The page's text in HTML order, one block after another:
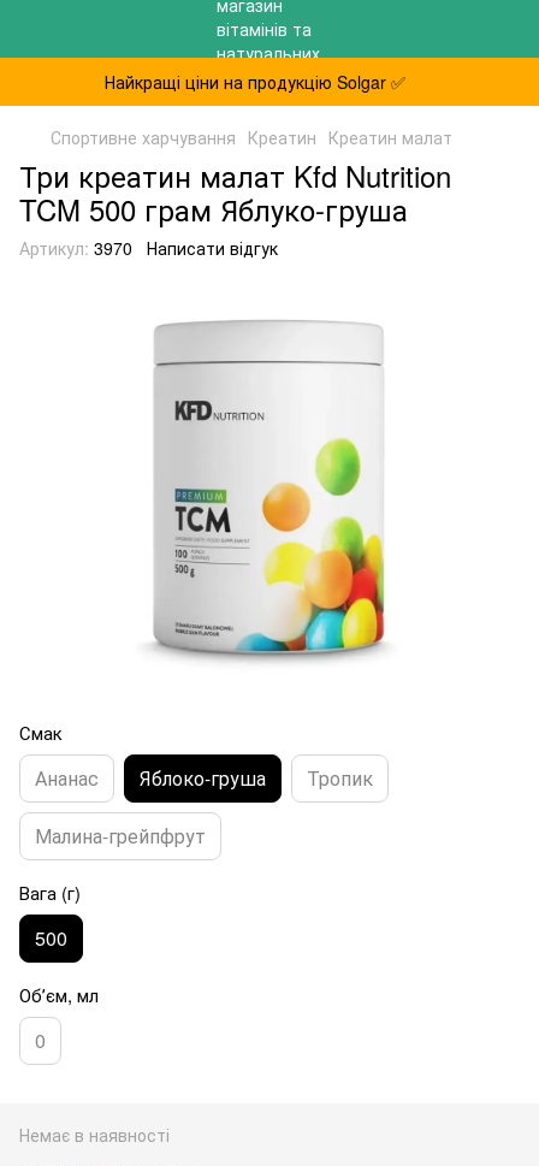
Найкращі ціни на продукцію Solgar ✅
Спортивне харчування Креатин Креатин малат
Три креатин малат Kfd Nutrition
TCM 500 грам Яблуко-груша
Артикул: 3970 Написати відгук
Смак
Ананас Яблоко-груша Тропик
Малина-грейпфрут
Вага (г)
500
Обʼєм, мл
0
Немає в наявності